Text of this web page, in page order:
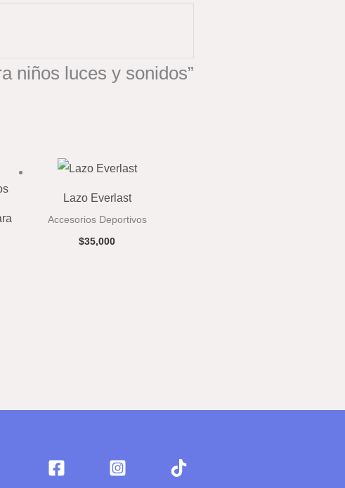
niños luces y sonidos”
Lazo Everlast
Accesorios Deportivos
$35,000